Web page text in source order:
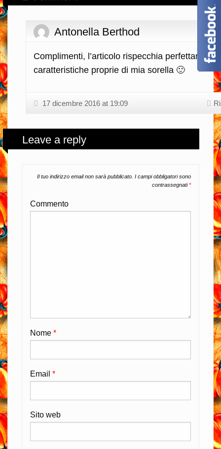
Antonella Berthod
Complimenti, l’articolo rispecchia
caratteristiche proprie di mia sorella 🙂
17 dicembre 2016 at 19:09
Leave a reply
Il tuo indirizzo email non sarà pubblicato. I campi obbligatori sono
contrassegnati*
Commento
Nome *
Email *
Sito web